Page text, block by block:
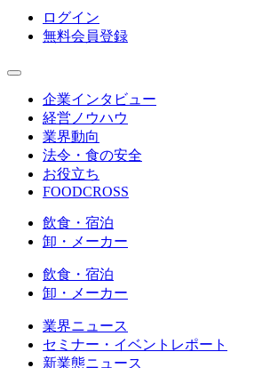
ログイン
無料会員登録
企業インタビュー
経営ノウハウ
業界動向
法令・食の安全
お役立ち
FOODCROSS
飲食・宿泊
卸・メーカー
飲食・宿泊
卸・メーカー
業界ニュース
セミナー・イベントレポート
新業態ニュース